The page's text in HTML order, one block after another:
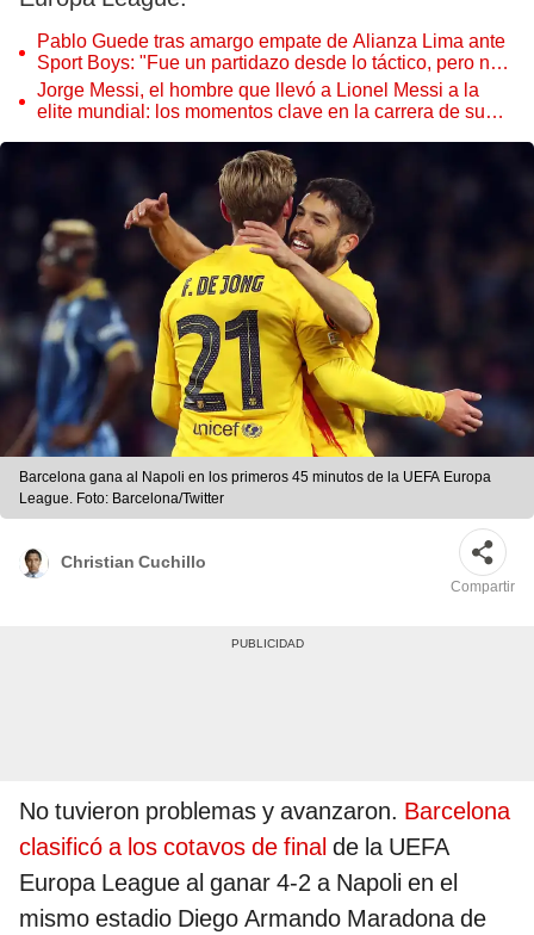
Pablo Guede tras amargo empate de Alianza Lima ante
Sport Boys: "Fue un partidazo desde lo táctico, pero no
jugamos bien"
Jorge Messi, el hombre que llevó a Lionel Messi a la
elite mundial: los momentos clave en la carrera de su
Barcelona gana al Napoli en los primeros 45 minutos de la UEFA Europa
League. Foto: Barcelona/Twitter
Christian Cuchillo
Compartir
No tuvieron problemas y avanzaron. Barcelona
clasificó a los cotavos de final de la UEFA
Europa League al ganar 4-2 a Napoli en el
mismo estadio Diego Armando Maradona de